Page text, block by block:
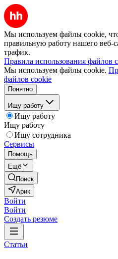
Мы используем файлы cookie,
правильную работу нашего веб-
трафик.
Правила использования файлов
Мы используем файлы cookie.
файлов cookie
Понятно
Ищу работу
Ищу работу
Ищу работу
Ищу сотрудника
Сервисы
Помощь
Ещё
Поиск
Арик
Войти
Войти
Создать резюме
Статьи